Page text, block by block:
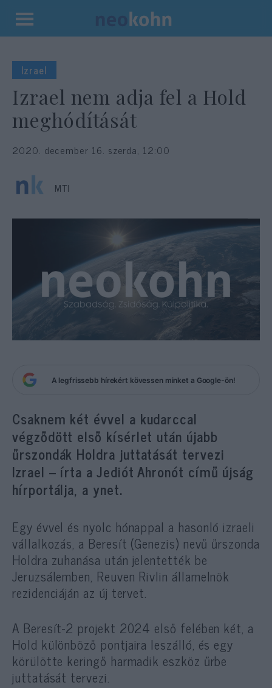
Kilépés
tartalomba
Izrael
Izrael nem adja fel a Hold
meghódítását
2020. december 16. szerda, 12:00
MTI
A legfrissebb hírekért kövessen minket a Google-ön!
Csaknem két évvel a kudarccal
végződött első kísérlet után újabb
űrszondák Holdra juttatását tervezi
Izrael – írta a Jediót Ahronót című újság
hírportálja, a ynet.
Egy évvel és nyolc hónappal a hasonló izraeli
vállalkozás, a Beresít (Genezis) nevű űrszonda
Holdra zuhanása után jelentették be
Jeruzsálemben, Reuven Rivlin államelnök
rezidenciáján az új tervet.
A Beresít-2 projekt 2024 első felében két, a
Hold különböző pontjaira leszálló, és egy
körülötte keringő harmadik eszköz űrbe
juttatását tervezi.